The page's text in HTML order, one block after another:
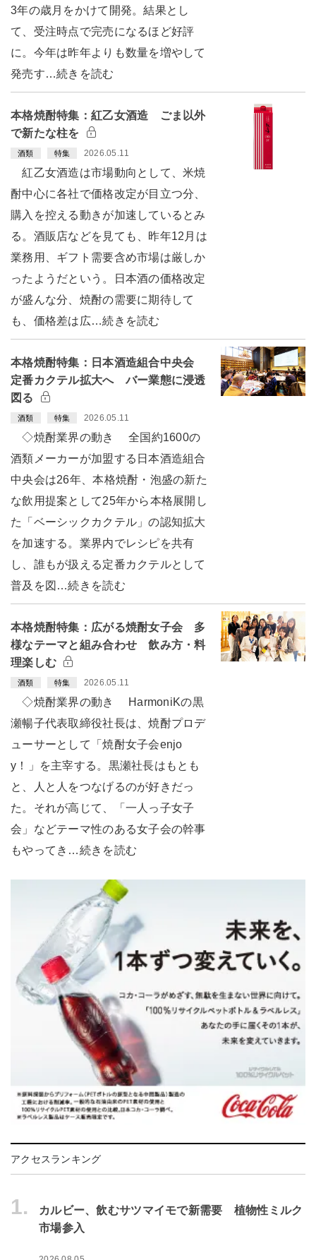
3年の歳月をかけて開発。結果とし
て、受注時点で完売になるほど好評
に。今年は昨年よりも数量を増やして
発売す…続きを読む
本格焼酎特集：紅乙女酒造 ごま以外
で新たな柱を
酒類 特集 2026.05.11
紅乙女酒造は市場動向として、米焼
酎中心に各社で価格改定が目立つ分、
購入を控える動きが加速しているとみ
る。酒販店などを見ても、昨年12月は
業務用、ギフト需要含め市場は厳しか
ったようだという。日本酒の価格改定
が盛んな分、焼酎の需要に期待して
も、価格差は広…続きを読む
本格焼酎特集：日本酒造組合中央会
定番カクテル拡大へ バー業態に浸透
図る
酒類 特集 2026.05.11
◇焼酎業界の動き 全国約1600の
酒類メーカーが加盟する日本酒造組合
中央会は26年、本格焼酎・泡盛の新た
な飲用提案として25年から本格展開し
た「ベーシックカクテル」の認知拡大
を加速する。業界内でレシピを共有
し、誰もが扱える定番カクテルとして
普及を図…続きを読む
本格焼酎特集：広がる焼酎女子会 多
様なテーマと組み合わせ 飲み方・料
理楽しむ
酒類 特集 2026.05.11
◇焼酎業界の動き HarmoniKの黒
瀬暢子代表取締役社長は、焼酎プロデ
ューサーとして「焼酎女子会enjo
y！」を主宰する。黒瀬社長はもとも
と、人と人をつなげるのが好きだっ
た。それが高じて、「一人っ子女子
会」などテーマ性のある女子会の幹事
もやってき…続きを読む
アクセスランキング
1.
カルビー、飲むサツマイモで新需要 植物性ミルク
市場参入